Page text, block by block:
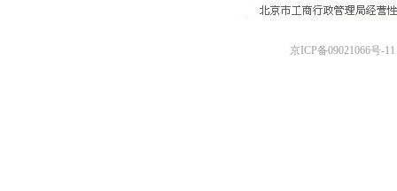
京ICP备09021066号-11